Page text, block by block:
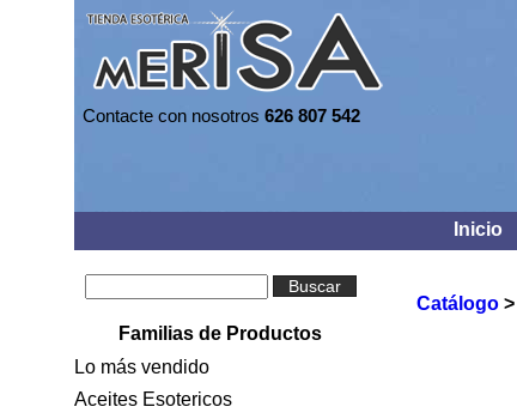
Contacte con nosotros 626 807 542
Inicio
Buscar
Familias de Productos
Lo más vendido
Aceites Esotericos
Catálogo >